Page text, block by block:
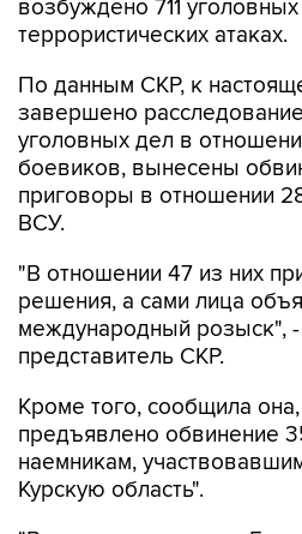
По данным СКР, к
уголовных дел в
боевиков, вынесены
приговоры в отношении
ВСУ.
"В отношении 47 из них
международный розыск", -
представитель СКР.
Кроме того, сообщила она,
наемникам,
Курскую область".
"В их числе граждане